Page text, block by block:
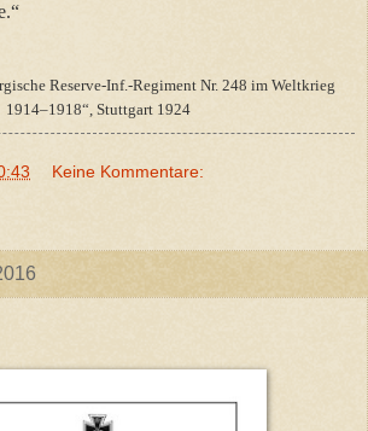
Reserve-Inf.-Regiment Nr. 248 im Weltkrieg
1914–1918“, Stuttgart 1924
Keine Kommentare: